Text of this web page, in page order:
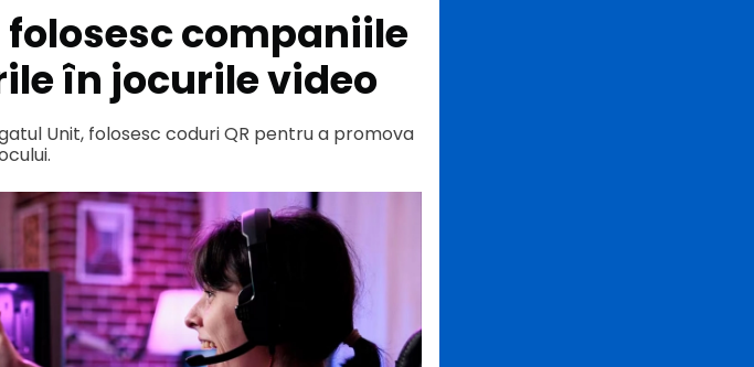
folosesc companiile
în jocurile video
Unit, folosesc coduri QR pentru a promova